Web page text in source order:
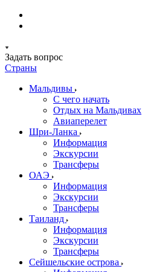
Задать вопрос
Страны
Мальдивы
С чего начать
Отдых на Мальдивах
Авиаперелет
Шри-Ланка
Информация
Экскурсии
Трансферы
ОАЭ
Информация
Экскурсии
Трансферы
Таиланд
Информация
Экскурсии
Трансферы
Сейшельские острова